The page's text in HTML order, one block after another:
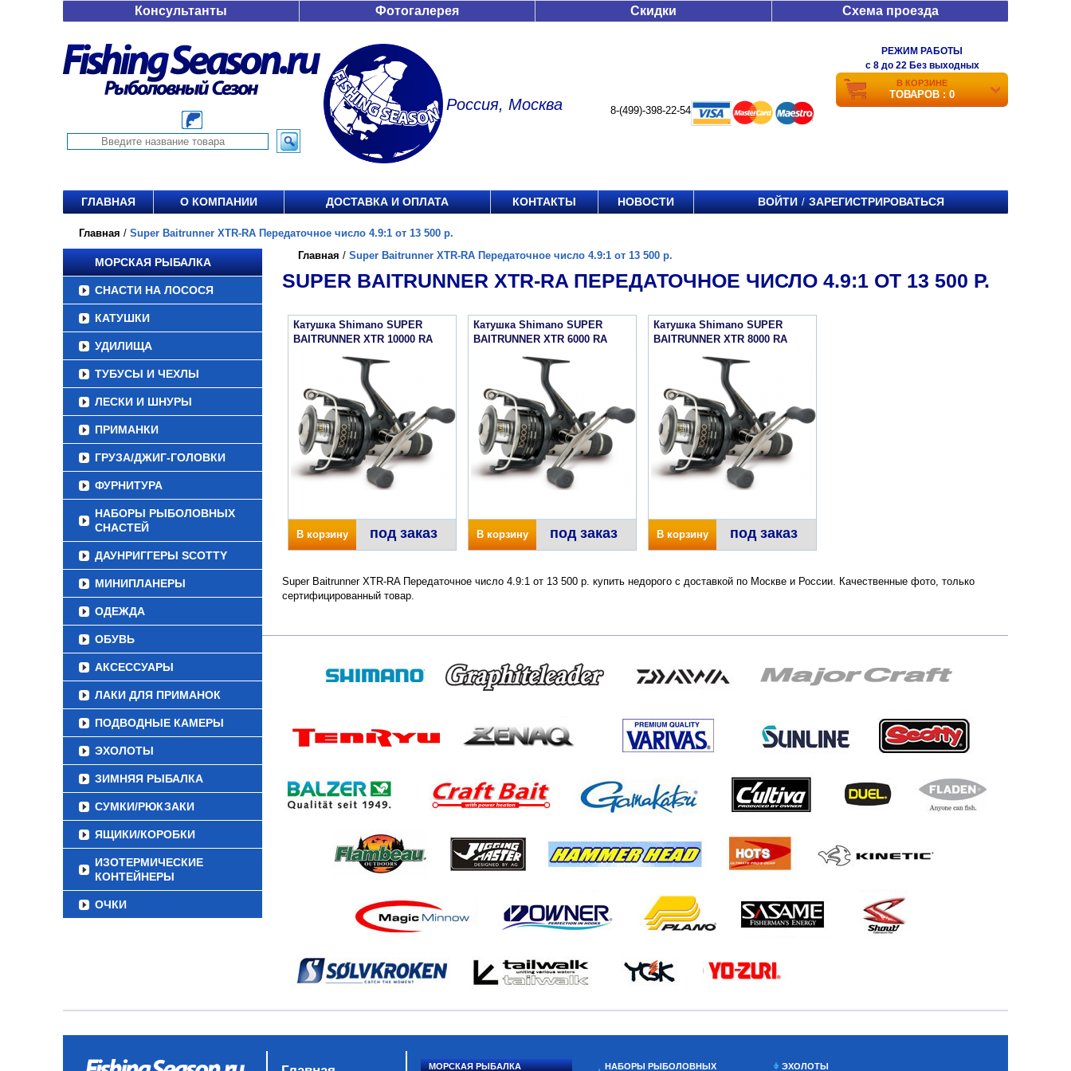
Консультанты Фотогалерея Скидки Схема проезда
Россия, Москва 8-(499)-398-22-54
РЕЖИМ РАБОТЫ
c 8 до 22 Без выходных
В КОРЗИНЕ
ТОВАРОВ : 0
ГЛАВНАЯ О КОМПАНИИ ДОСТАВКА И ОПЛАТА КОНТАКТЫ НОВОСТИ ВОЙТИ / ЗАРЕГИСТРИРОВАТЬСЯ
Главная / Super Baitrunner XTR-RA Передаточное число 4.9:1 от 13 500 р.
МОРСКАЯ РЫБАЛКА
СНАСТИ НА ЛОСОСЯ
КАТУШКИ
УДИЛИЩА
ТУБУСЫ И ЧЕХЛЫ
ЛЕСКИ И ШНУРЫ
ПРИМАНКИ
ГРУЗА/ДЖИГ-ГОЛОВКИ
ФУРНИТУРА
НАБОРЫ РЫБОЛОВНЫХ
СНАСТЕЙ
ДАУНРИГГЕРЫ SCOTTY
МИНИПЛАНЕРЫ
ОДЕЖДА
ОБУВЬ
АКСЕССУАРЫ
ЛАКИ ДЛЯ ПРИМАНОК
ПОДВОДНЫЕ КАМЕРЫ
ЭХОЛОТЫ
ЗИМНЯЯ РЫБАЛКА
СУМКИ/РЮКЗАКИ
ЯЩИКИ/КОРОБКИ
ИЗОТЕРМИЧЕСКИЕ
КОНТЕЙНЕРЫ
ОЧКИ
Главная / Super Baitrunner XTR-RA Передаточное число 4.9:1 от 13 500 р.
SUPER BAITRUNNER XTR-RA ПЕРЕДАТОЧНОЕ ЧИСЛО 4.9:1 ОТ 13 500 Р.
Катушка Shimano SUPER
BAITRUNNER XTR 10000 RA
В корзину под заказ
Катушка Shimano SUPER
BAITRUNNER XTR 6000 RA
В корзину под заказ
Катушка Shimano SUPER
BAITRUNNER XTR 8000 RA
В корзину под заказ
Super Baitrunner XTR-RA Передаточное число 4.9:1 от 13 500 р. купить недорого с доставкой по Москве и России. Качественные фото, только
сертифицированный товар.
МОРСКАЯ РЫБАЛКА НАБОРЫ РЫБОЛОВНЫХ ЭХОЛОТЫ